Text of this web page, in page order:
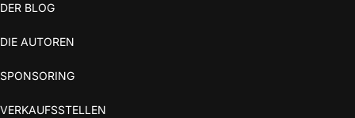
DER BLOG
DIE AUTOREN
SPONSORING
VERKAUFSSTELLEN